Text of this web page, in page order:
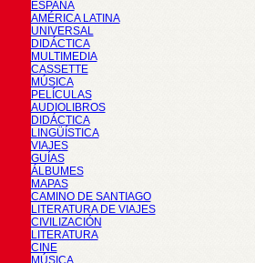
ESPAÑA
AMÉRICA LATINA
UNIVERSAL
DIDÁCTICA
MULTIMEDIA
CASSETTE
MÚSICA
PELÍCULAS
AUDIOLIBROS
DIDÁCTICA
LINGÜÍSTICA
VIAJES
GUÍAS
ÁLBUMES
MAPAS
CAMINO DE SANTIAGO
LITERATURA DE VIAJES
CIVILIZACIÓN
LITERATURA
CINE
MÚSICA